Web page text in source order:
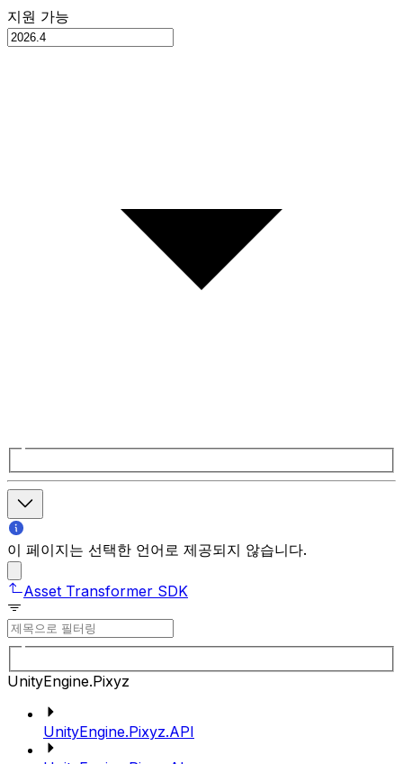
지원 가능
이 페이지는 선택한 언어로 제공되지 않습니다.
Asset Transformer SDK
UnityEngine.Pixyz
UnityEngine.Pixyz.API